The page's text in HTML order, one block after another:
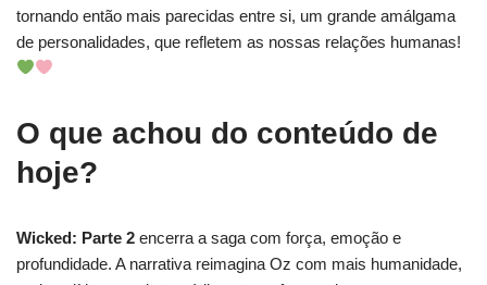
tornando então mais parecidas entre si, um grande amálgama
de personalidades, que refletem as nossas relações humanas!
O que achou do conteúdo de
hoje?
Wicked: Parte 2 encerra a saga com força, emoção e
profundidade. A narrativa reimagina Oz com mais humanidade,